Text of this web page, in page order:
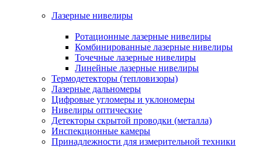
Лазерные нивелиры
Ротационные лазерные нивелиры
Комбинированные лазерные нивелиры
Точечные лазерные нивелиры
Линейные лазерные нивелиры
Термодетекторы (тепловизоры)
Лазерные дальномеры
Цифровые угломеры и уклономеры
Нивелиры оптические
Детекторы скрытой проводки (металла)
Инспекционные камеры
Принадлежности для измерительной техники